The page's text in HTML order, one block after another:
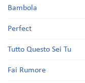
Bambola
Perfect
Tutto Questo Sei Tu
Fai Rumore